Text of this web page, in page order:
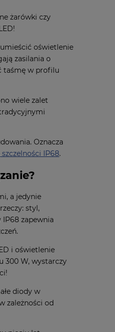
żarówki czy
oświetlenie
zasilania o
taśmę w profilu
wiele zalet
Oznacza
IP68.
a jedynie
styl,
zapewnia
i oświetlenie
300 W, wystarczy
diody w
zależności od